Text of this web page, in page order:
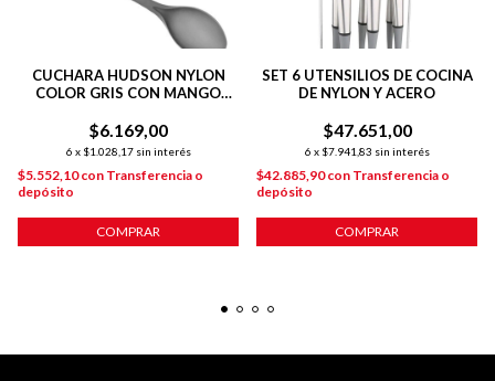
CUCHARA HUDSON NYLON
COLOR GRIS CON MANGO
$6.169,00
6 x $1.028,17 sin interés
$5.552,10con Transferencia o
depósito
COMPRAR
SET 6 UTENSILIOS DE COCINA
DE NYLON Y ACERO
$47.651,00
6 x $7.941,83 sin interés
$42.885,90con Transferencia o
depósito
COMPRAR